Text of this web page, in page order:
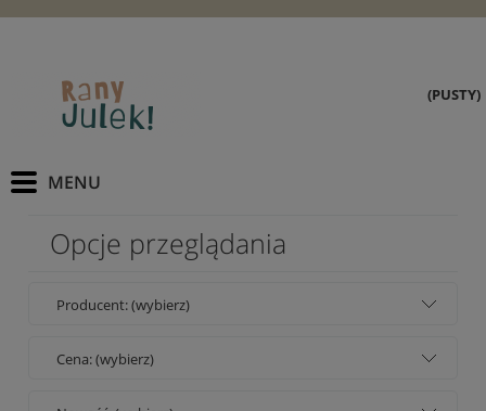
(PUSTY)
Opcje przeglądania
Producent: (wybierz)
Cena: (wybierz)